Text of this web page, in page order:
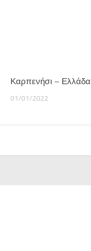
Καρπενήσι – Ελλάδα
01/01/2022